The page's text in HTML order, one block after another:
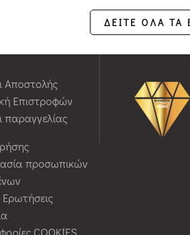
ΔΕΙΤΕ ΟΛΑ ΤΑ
Αποστολής
Επιστροφών
παραγγελίας
προσωπικών
Ερωτήσεις
COOKIES